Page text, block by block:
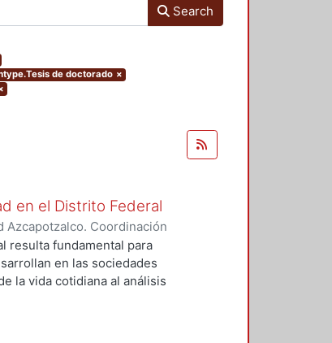
Search
de doctorado ×
en el Distrito Federal
Azcapotzalco. Coordinación
MIGUEL ANGEL
resulta fundamental para
en las sociedades
la vida cotidiana al análisis